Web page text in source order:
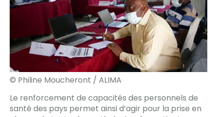
© Philine Moucheront / ALIMA
Le renforcement de capacités des personnels de
santé des pays permet ainsi d’agir pour la prise en